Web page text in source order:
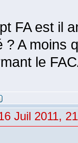
FA est il
? A moins
le
Juil 2011,